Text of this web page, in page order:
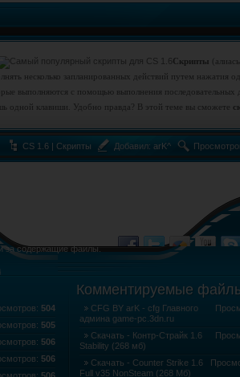
Скрипты
несколько запланированных действий путем нажатия
выполняются с помощью выполнения
одной клавиши. Удобно правда? В этой теме вы сможете
CS 1.6 | Скрипты Добавил: arK^
за содержащие файлы.
504
505
506
506
Комментируемые
CFG BY arK - cfg Главного
админа game-pc.3dn.ru
Скачать - Контр-Страйк 1.6
Stability (268 мб)
Скачать - Counter Strike 1.6
Full v35 NonSteam (268 Мб)